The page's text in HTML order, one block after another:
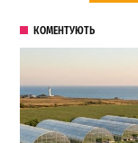
КОМЕНТУЮТЬ